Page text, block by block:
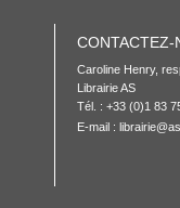
CONTACTEZ-
Caroline Henry,
Librairie AS
Tél. : +33 (0)1 83
E-mail :